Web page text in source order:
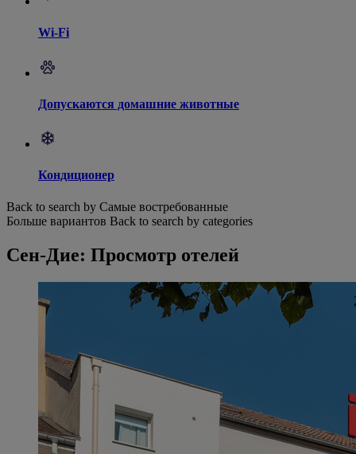
Wi-Fi
Допускаются домашние животные
Кондиционер
Back to search by Самые востребованные
Больше вариантов Back to search by categories
Сен-Дие: Просмотр отелей